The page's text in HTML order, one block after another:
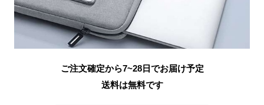
ご注文確定から7~28日でお届け予定
送料は無料です